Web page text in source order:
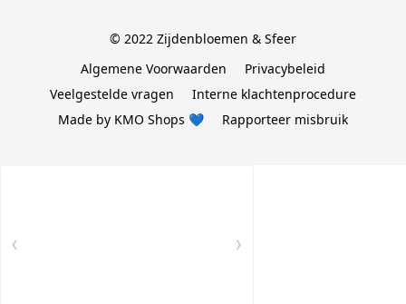
© 2022 Zijdenbloemen & Sfeer
Algemene Voorwaarden
Privacybeleid
Veelgestelde vragen
Interne klachtenprocedure
Made by KMO Shops 💙
Rapporteer misbruik